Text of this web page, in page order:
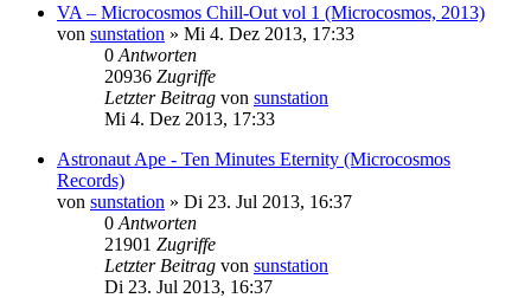
VA – Microcosmos Chill-Out vol 1 (Microcosmos, 2013)
von sunstation » Mi 4. Dez 2013, 17:33
0 Antworten
20936 Zugriffe
Letzter Beitrag von sunstation
Mi 4. Dez 2013, 17:33
Astronaut Ape - Ten Minutes Eternity (Microcosmos
Records)
von sunstation » Di 23. Jul 2013, 16:37
0 Antworten
21901 Zugriffe
Letzter Beitrag von sunstation
Di 23. Jul 2013, 16:37